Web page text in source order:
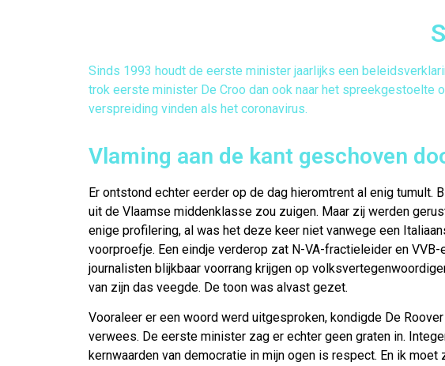
Sinds 1993 houdt de eerste minister jaarlijks een
trok eerste minister De Croo dan ook naar het spreekgestoelte
verspreiding vinden als het coronavirus.
Vlaming aan de kant geschoven
Er ontstond echter eerder op de dag hieromtrent al enig
uit de Vlaamse middenklasse zou zuigen. Maar zij werden
enige profilering, al was het deze keer niet vanwege een
voorproefje. Een eindje verderop zat N-VA-fractieleider en
journalisten blijkbaar voorrang krijgen op
van zijn das veegde. De toon was alvast gezet.
Vooraleer er een woord werd uitgesproken, kondigde De
verwees. De eerste minister zag er echter geen graten in.
kernwaarden van democratie in mijn ogen is respect. En ik